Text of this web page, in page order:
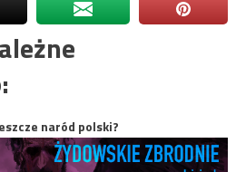
naród polski?